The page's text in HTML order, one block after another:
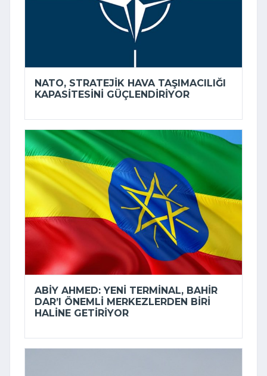
NATO, STRATEJIK HAVA TAŞIMACILIĞI
KAPASITESINI GÜÇLENDIRIYOR
ABIY AHMED: YENI TERMINAL, BAHIR
DAR’I ÖNEMLI MERKEZLERDEN BIRI
HALINE GETIRIYOR